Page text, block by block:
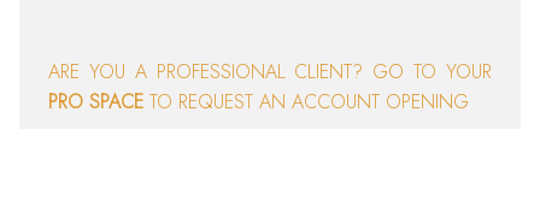
ARE YOU A PROFESSIONAL CLIENT? GO TO YOUR
PRO SPACETO REQUEST AN ACCOUNT OPENING